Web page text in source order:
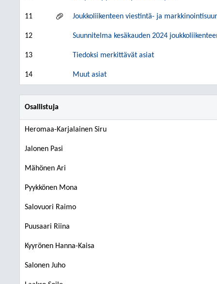
11 Joukkoliikenteen viestintä- ja
12 Suunnitelma kesäkauden 2024
13 Tiedoksi merkittävät asiat
14 Muut asiat
Osallistuja
Heromaa-Karjalainen Siru
Jalonen Pasi
Mähönen Ari
Pyykkönen Mona
Salovuori Raimo
Puusaari Riina
Kyyrönen Hanna-Kaisa
Salonen Juho